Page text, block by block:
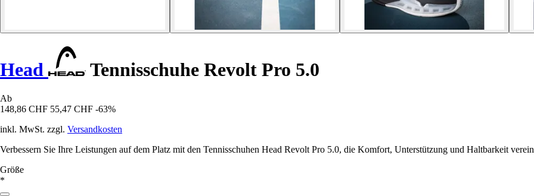
Head Tennisschuhe Revolt Pro 5.0
Ab
148,86 CHF 55,47 CHF -63%
inkl. MwSt. zzgl. Versandkosten
Verbessern Sie Ihre Leistungen auf dem Platz mit den Tennisschuhen Head Revolt Pro 5.0, die Komfort, Unterstützung und Haltbarkeit
Größe
*